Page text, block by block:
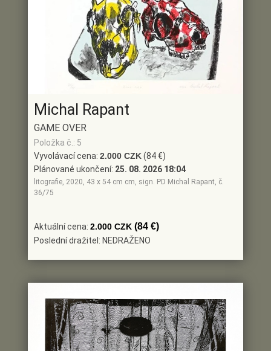
Michal Rapant
GAME OVER
Položka č.: 5
Vyvolávací cena: 2.000 CZK(84 €)
Plánované ukončení: 25. 08. 2026 18:04
litografie, 2020, 43 x 54 cm cm, sign. PD Michal Rapant, č.
36/75
Aktuální cena: 2.000 CZK (84 €)
Poslední dražitel: NEDRAŽENO